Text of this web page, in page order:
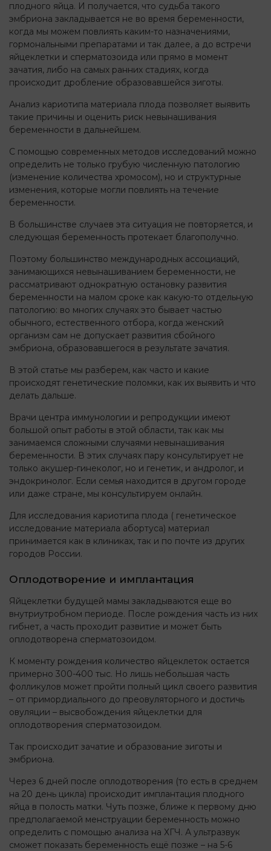
плодного яйца. И получается, что судьба такого
эмбриона закладывается не во время беременности,
когда мы можем повлиять каким-то назначениями,
гормональными препаратами и так далее, а до встречи
яйцеклетки и сперматозоида или прямо в момент
зачатия, либо на самых ранних стадиях, когда
происходит дробление образовавшейся зиготы.
Анализ кариотипа материала плода позволяет выявить
такие причины и оценить риск невынашивания
беременности в дальнейшем.
С помощью современных методов исследований можно
определить не только грубую численную патологию
(изменение количества хромосом), но и структурные
изменения, которые могли повлиять на течение
беременности.
В большинстве случаев эта ситуация не повторяется, и
следующая беременность протекает благополучно.
Поэтому большинство международных ассоциаций,
занимающихся невынашиванием беременности, не
рассматривают однократную остановку развития
беременности на малом сроке как какую-то отдельную
патологию: во многих случаях это бывает частью
обычного, естественного отбора, когда женский
организм сам не допускает развития сбойного
эмбриона, образовавшегося в результате зачатия.
В этой статье мы разберем, как часто и какие
происходят генетические поломки, как их выявить и что
делать дальше.
Врачи центра иммунологии и репродукции имеют
большой опыт работы в этой области, так как мы
занимаемся сложными случаями невынашивания
беременности. В этих случаях пару консультирует не
только акушер-гинеколог, но и генетик, и андролог, и
эндокринолог. Если семья находится в другом городе
или даже стране, мы консультируем онлайн.
Для исследования кариотипа плода ( генетическое
исследование материала абортуса) материал
принимается как в клиниках, так и по почте из других
городов России.
Оплодотворение и имплантация
Яйцеклетки будущей мамы закладываются еще во
внутриутробном периоде. После рождения часть из них
гибнет, а часть проходит развитие и может быть
оплодотворена сперматозоидом.
К моменту рождения количество яйцеклеток остается
примерно 300-400 тыс. Но лишь небольшая часть
фолликулов может пройти полный цикл своего развития
– от примордиального до преовуляторного и достичь
овуляции – высвобождения яйцеклетки для
оплодотворения сперматозоидом.
Так происходит зачатие и образование зиготы и
эмбриона.
Через 6 дней после оплодотворения (то есть в среднем
на 20 день цикла) происходит имплантация плодного
яйца в полость матки. Чуть позже, ближе к первому дню
предполагаемой менструации беременность можно
определить с помощью анализа на ХГЧ. А ультразвук
сможет показать беременность ещё позже – на 5-6